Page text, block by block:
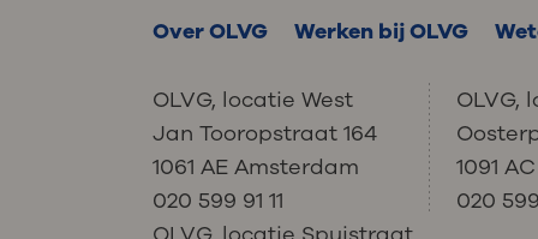
Werken
Contact
Over OLVG Werken bij OLVG
OLVG, locatie West
Jan Tooropstraat 164
1061 AE Amsterdam
020 599 91 11
OLVG,
1091
020 599